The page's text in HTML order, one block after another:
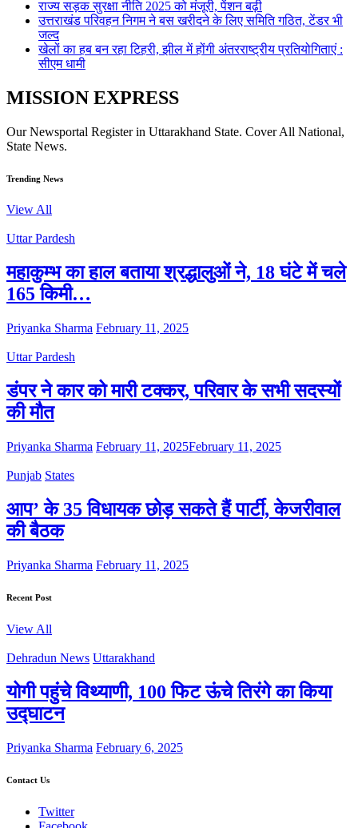
राज्य सड़क सुरक्षा नीति 2025 को मंजूरी, पेंशन बढ़ी
उत्तराखंड परिवहन निगम ने बस खरीदने के लिए समिति गठित, टेंडर भी
जल्द
खेलों का हब बन रहा टिहरी, झील में होंगी अंतरराष्ट्रीय प्रतियोगिताएं :
सीएम धामी
MISSION EXPRESS
Our Newsportal Register in Uttarakhand State. Cover All National,
State News.
Trending News
View All
Uttar Pardesh
महाकुम्भ का हाल बताया श्रद्धालुओं ने, 18 घंटे में चले
165 किमी…
Priyanka Sharma February 11, 2025
Uttar Pardesh
डंपर ने कार को मारी टक्कर, परिवार के सभी सदस्यों
की मौत
Priyanka Sharma February 11, 2025February 11, 2025
Punjab States
आप’ के 35 विधायक छोड़ सकते हैं पार्टी, केजरीवाल
की बैठक
Priyanka Sharma February 11, 2025
Recent Post
View All
Dehradun News Uttarakhand
योगी पहुंचे विथ्याणी, 100 फिट ऊंचे तिरंगे का किया
उद्घाटन
Priyanka Sharma February 6, 2025
Contact Us
Twitter